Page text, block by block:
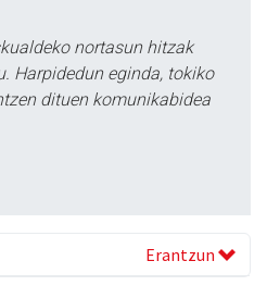
nortasun hitzak
Harpidedun eginda, tokiko
dituen komunikabidea
Erantzun